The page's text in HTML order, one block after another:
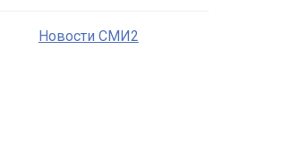
Новости СМИ2